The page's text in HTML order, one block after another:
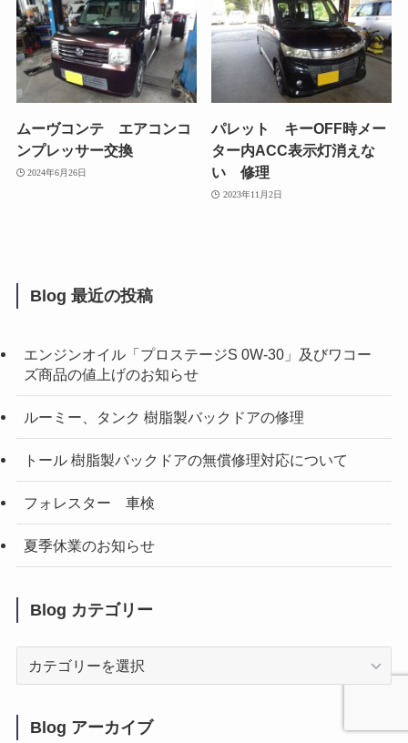
ムーヴコンテ エアコンコ
ンプレッサー交換
2024年6月26日
パレット キーOFF時メー
ター内ACC表示灯消えな
い 修理
2023年11月2日
Blog 最近の投稿
エンジンオイル「プロステージS 0W-30」及びワコー
ズ商品の値上げのお知らせ
ルーミー、タンク 樹脂製バックドアの修理
トール 樹脂製バックドアの無償修理対応について
フォレスター 車検
夏季休業のお知らせ
Blog カテゴリー
Blog
Blog アーカイブ